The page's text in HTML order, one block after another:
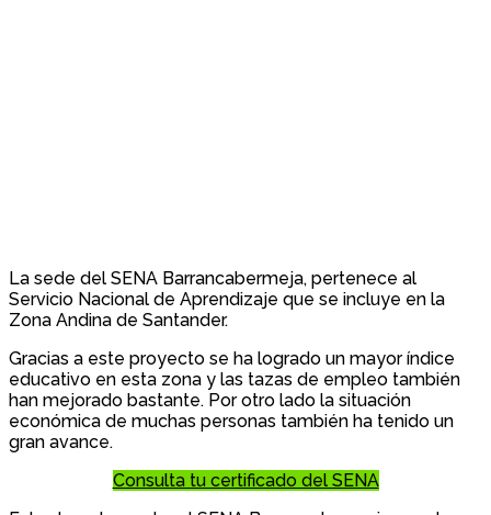
La sede del SENA Barrancabermeja, pertenece al
Servicio Nacional de Aprendizaje que se incluye en la
Zona Andina de Santander.
Gracias a este proyecto se ha logrado un mayor índice
educativo en esta zona y las tazas de empleo también
han mejorado bastante. Por otro lado la situación
económica de muchas personas también ha tenido un
gran avance.
Consulta tu certificado del SENA